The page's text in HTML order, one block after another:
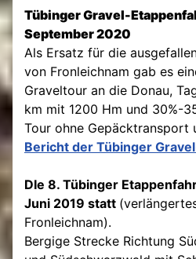
Tübinger Gravel-
September 2020
Als Ersatz für die
von Fronleichnam gab es
Graveltour an die Donau,
km mit 1200 Hm und 30%-
Tour ohne Gepäcktransport
Bericht der Tübinger
DIe 8. Tübinger
Juni 2019 statt
Fronleichnam).
Bergige Strecke Richtung